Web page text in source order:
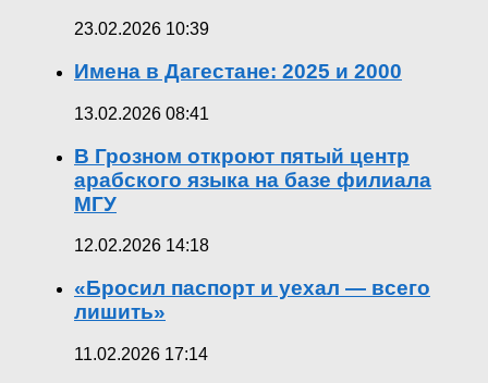
23.02.2026 10:39
Имена в Дагестане: 2025 и 2000
13.02.2026 08:41
В Грозном откроют пятый центр
арабского языка на базе филиала
МГУ
12.02.2026 14:18
«Бросил паспорт и уехал — всего
лишить»
11.02.2026 17:14